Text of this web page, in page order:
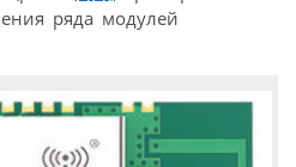
ряда модулей